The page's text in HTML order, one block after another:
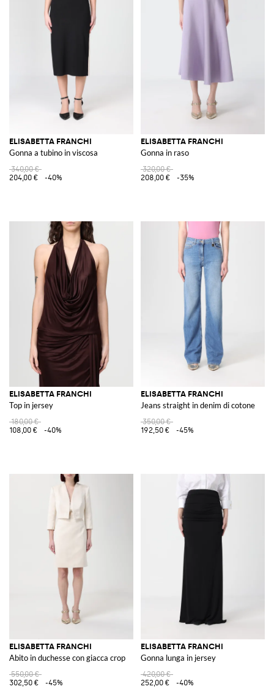
ELISABETTA FRANCHI
Gonna a tubino in viscosa
340,00 €
204,00 €
-40%
ELISABETTA FRANCHI
Gonna in raso
320,00 €
208,00 €
-35%
ELISABETTA FRANCHI
Top in jersey
180,00 €
108,00 €
-40%
ELISABETTA FRANCHI
Jeans straight in denim di cotone
350,00 €
192,50 €
-45%
ELISABETTA FRANCHI
Abito in duchesse con giacca crop
550,00 €
302,50 €
-45%
ELISABETTA FRANCHI
Gonna lunga in jersey
420,00 €
252,00 €
-40%